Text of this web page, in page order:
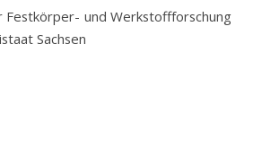
Festkörper- und Werkstoffforschung
Sachsen